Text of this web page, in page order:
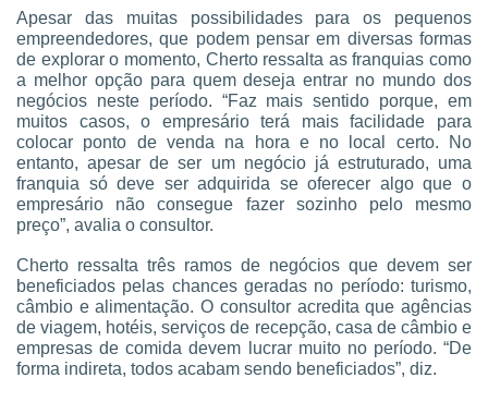
Apesar das muitas possibilidades para os pequenos
empreendedores, que podem pensar em diversas formas
de explorar o momento, Cherto ressalta as franquias como
a melhor opção para quem deseja entrar no mundo dos
negócios neste período. “Faz mais sentido porque, em
muitos casos, o empresário terá mais facilidade para
colocar ponto de venda na hora e no local certo. No
entanto, apesar de ser um negócio já estruturado, uma
franquia só deve ser adquirida se oferecer algo que o
empresário não consegue fazer sozinho pelo mesmo
preço”, avalia o consultor.
Cherto ressalta três ramos de negócios que devem ser
beneficiados pelas chances geradas no período: turismo,
câmbio e alimentação. O consultor acredita que agências
de viagem, hotéis, serviços de recepção, casa de câmbio e
empresas de comida devem lucrar muito no período. “De
forma indireta, todos acabam sendo beneficiados”, diz.